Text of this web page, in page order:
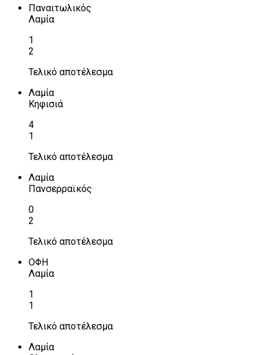
Παναιτωλικός
Λαμία
1
2
Τελικό αποτέλεσμα
Λαμία
Κηφισιά
4
1
Τελικό αποτέλεσμα
Λαμία
Πανσερραϊκός
0
2
Τελικό αποτέλεσμα
ΟΦΗ
Λαμία
1
1
Τελικό αποτέλεσμα
Λαμία